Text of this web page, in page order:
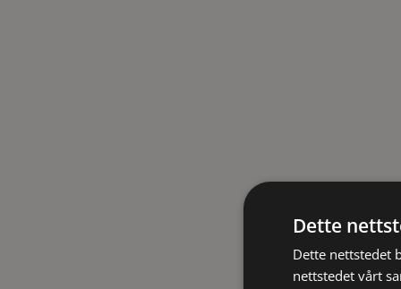
Dette
Dette nettstedet
nettstedet vårt